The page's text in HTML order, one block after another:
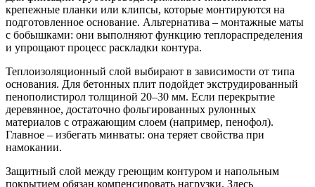
крепежные планки или клипсы, которые монтируются на
подготовленное основание. Альтернатива – монтажные маты
с бобышками: они выполняют функцию теплораспределения
и упрощают процесс раскладки контура.
Теплоизоляционный слой выбирают в зависимости от типа
основания. Для бетонных плит подойдет экструдированный
пенополистирол толщиной 20–30 мм. Если перекрытие
деревянное, достаточно фольгированных рулонных
материалов с отражающим слоем (например, пенофол).
Главное – избегать минваты: она теряет свойства при
намокании.
Защитный слой между греющим контуром и напольным
покрытием обязан компенсировать нагрузки. Здесь